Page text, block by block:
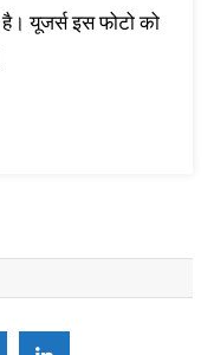
यूजर्स इस फोटो को